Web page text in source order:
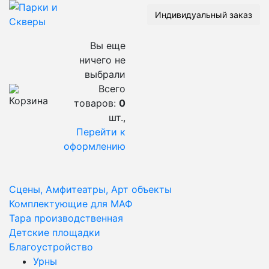
Индивидуальный заказ
Вы еще
ничего не
выбрали
Всего
товаров: 0
шт.,
Перейти к
оформлению
Сцены, Амфитеатры, Арт объекты
Комплектующие для МАФ
Тара производственная
Детские площадки
Благоустройство
Урны